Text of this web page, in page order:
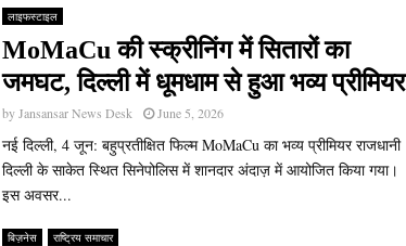
लाइफस्टाइल
MoMaCu की स्क्रीनिंग में सितारों का
जमघट, दिल्ली में धूमधाम से हुआ भव्य प्रीमियर
byJansansar News Desk June 5, 2026
नई दिल्ली, 4 जून: बहुप्रतीक्षित फिल्म MoMaCu का भव्य प्रीमियर राजधानी
दिल्ली के साकेत स्थित सिनेपोलिस में शानदार अंदाज़ में आयोजित किया गया।
इस अवसर...
बिज़नेस राष्ट्रिय समाचार